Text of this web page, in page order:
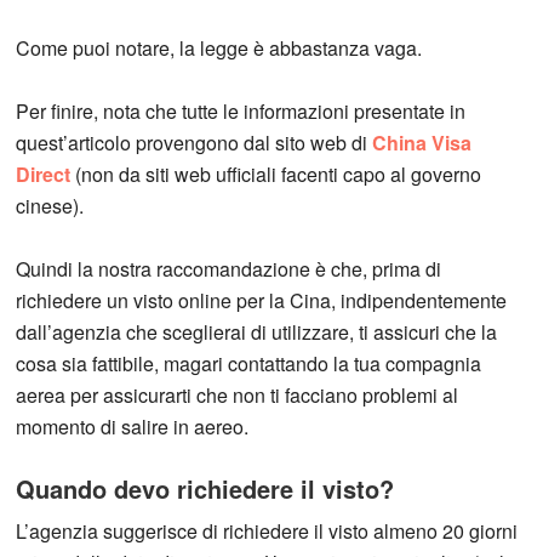
Come puoi notare, la legge è abbastanza vaga.
Per finire, nota che tutte le informazioni presentate in
quest’articolo provengono dal sito web diChina Visa
Direct (non da siti web ufficiali facenti capo al governo
cinese).
Quindi la nostra raccomandazione è che, prima di
richiedere un visto online per la Cina, indipendentemente
dall’agenzia che sceglierai di utilizzare, ti assicuri che la
cosa sia fattibile, magari contattando la tua compagnia
aerea per assicurarti che non ti facciano problemi al
momento di salire in aereo.
Quando devo richiedere il visto?
L’agenzia suggerisce di richiedere il visto almeno 20 giorni